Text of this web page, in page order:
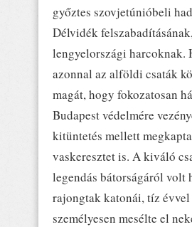
győztes szovjetúnióbeli
Délvidék
lengyelországi harcoknak.
azonnal az alföldi csaták
magát, hogy fokozatosan
Budapest védelmére
kitüntetés mellett
vaskeresztet is. A kiváló
legendás bátorságáról volt
rajongtak katonái, tíz
személyesen mesélte el